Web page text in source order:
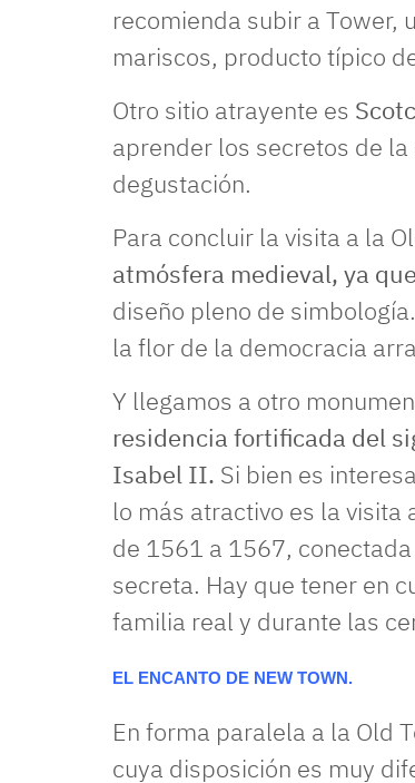
recomienda subir a Tower,
mariscos, producto típico
Otro sitio atrayente es
aprender los secretos de
degustación.
Para concluir la visita a la
atmósfera medieval, ya
diseño pleno de
la flor de la democracia
Y llegamos a otro
residencia fortificada del
Isabel II. Si bien es
lo más atractivo es la visita
de 1561 a 1567,
secreta. Hay que tener en
familia real y durante las
EL ENCANTO DE NEW TOWN.
En forma paralela a la Old
cuya disposición es muy